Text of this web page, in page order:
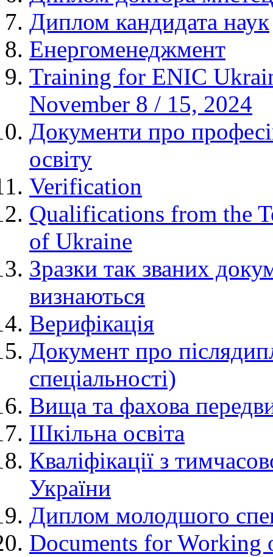
Диплом кандидата наук
Енергоменеджмент
Training for ENIC
November 8 / 15, 2024
Документи про
освіту
Verification
Qualifications from the
of Ukraine
Зразки так званих
визнаються
Верифікація
Документ про
спеціальності)
Вища та фахова
Шкільна освіта
Кваліфікації з
України
Диплом молодшого
Documents for Working